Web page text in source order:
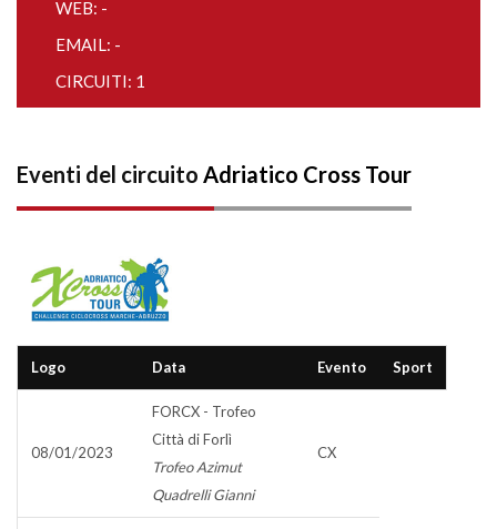
WEB: -
EMAIL: -
CIRCUITI: 1
Eventi del circuito Adriatico Cross Tour
Logo Data Evento Sport
08/01/2023
FORCX - Trofeo
Città di Forlì
Trofeo Azimut
Quadrelli Gianni
CX